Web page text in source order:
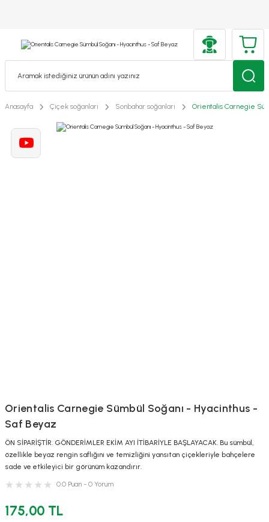
Anasayfa Çiçek soğanları Sonbahar soğanları Orientalis Carnegie
Orientalis Carnegie Sümbül Soğanı - Hyacinthus -
Saf Beyaz
ÖN SİPARİŞTİR. GÖNDERİMLER EKİM AYI İTİBARİYLE BAŞLAYACAK. Bu sümbül,
özellikle beyaz rengin saflığını ve temizliğini yansıtan çiçekleriyle bahçelere
sade ve etkileyici bir görünüm kazandırır.
0.0 Puan - 0 Yorum
175,00 TL